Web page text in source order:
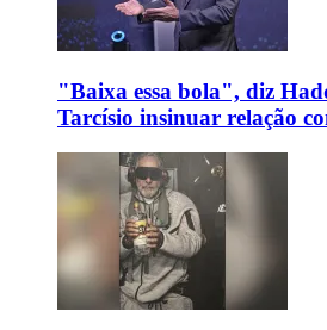
"Baixa essa bola", diz
Tarcísio insinuar relação